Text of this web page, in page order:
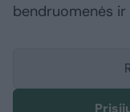
bendruomenės